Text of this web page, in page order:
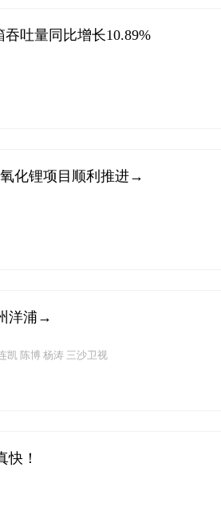
吐量同比增长10.89%
化锂项目顺利推进→
洋浦→
凯 陈博 杨涛 三沙卫视
快！